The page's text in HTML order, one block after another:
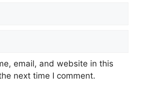
email, and website in this
next time I comment.